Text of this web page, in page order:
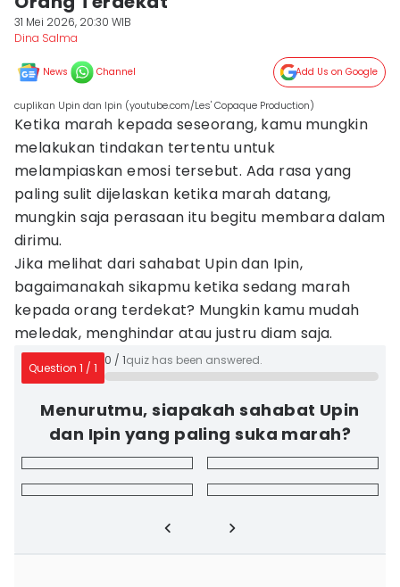
31 Mei 2026, 20:30 WIB
Dina Salma
News Channel Add Us on Google
cuplikan Upin dan Ipin (youtube.com/Les' Copaque Production)
Ketika marah kepada seseorang, kamu mungkin
melakukan tindakan tertentu untuk
melampiaskan emosi tersebut. Ada rasa yang
paling sulit dijelaskan ketika marah datang,
mungkin saja perasaan itu begitu membara dalam
dirimu.
Jika melihat dari sahabat Upin dan Ipin,
bagaimanakah sikapmu ketika sedang marah
kepada orang terdekat? Mungkin kamu mudah
meledak, menghindar atau justru diam saja.
Question 1 / 1
0 / 1quiz has been answered.
Menurutmu, siapakah sahabat Upin
dan Ipin yang paling suka marah?